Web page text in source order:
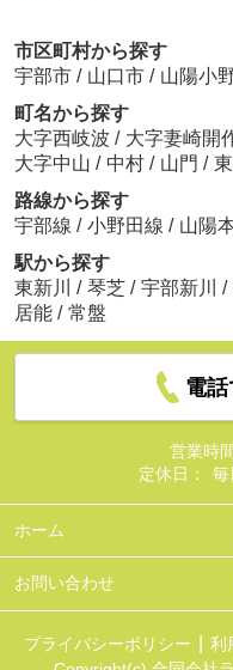
市区町村から探す
宇部市 / 山口市 / 山陽小
町名から探す
大字西岐波 / 大字妻崎開
大字中山 / 中村 / 山門 /
路線から探す
宇部線 / 小野田線 / 山陽
駅から探す
東新川
/ 琴芝 / 宇部新川 /
居能 / 常盤
電
営業時
定休日：
毎
ホーム
お問い合わせ
プライバシーポリシー 利